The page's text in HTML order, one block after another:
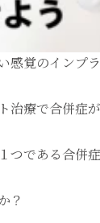
覚のインプ
治療で合併症
つである合併
？